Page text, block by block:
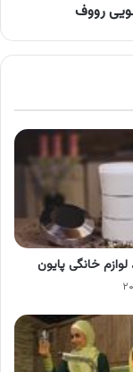
رووف
لوازم خانگی پایون